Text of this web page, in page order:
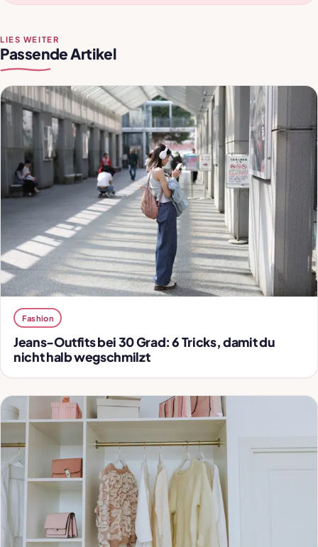
LIES WEITER
Passende Artikel
Fashion
Jeans-Outfits bei 30 Grad: 6 Tricks, damit du
nicht halb wegschmilzt